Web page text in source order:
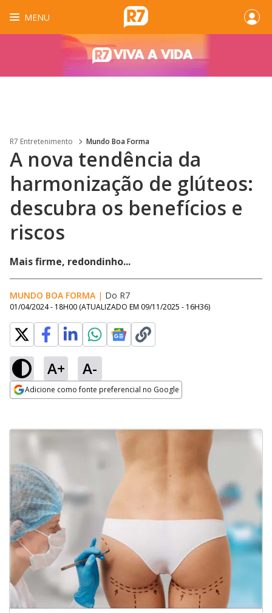
MENU
R7 Entretenimento Mundo Boa Forma
A nova tendência da
harmonização de glúteos:
descubra os benefícios e
riscos
Mais firme, redondinho...
MUNDO BOA FORMA | Do R7
01/04/2024 - 18H00 (ATUALIZADO EM 09/11/2025 - 16H36)
A+ A-
Adicione como fonte preferencial no Google